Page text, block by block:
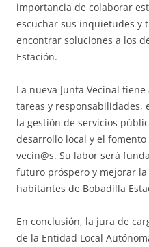
importancia de colaborar
escuchar sus inquietudes y
encontrar soluciones a los
Estación.
La nueva Junta Vecinal
tareas y responsabilidades,
la gestión de servicios
desarrollo local y el
vecin@s. Su labor será
futuro próspero y mejorar
habitantes de Bobadilla
En conclusión, la jura de
de la Entidad Local